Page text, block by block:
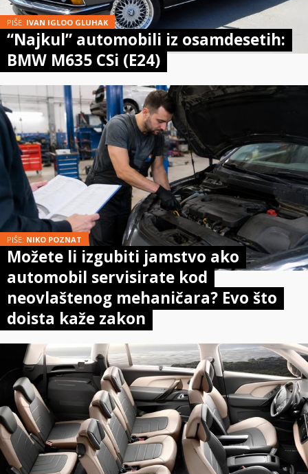
PIŠE: IVAN IGLOO GLUHAK
“Najkul” automobili iz osamdesetih:
BMW M635 CSi (E24)
PIŠE: NIKO POZNAT
Možete li izgubiti jamstvo ako
automobil servisirate kod
neovlaštenog mehaničara? Evo što
doista kaže zakon